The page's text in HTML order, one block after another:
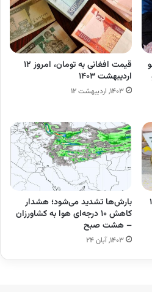
قیمت افغانی به تومان، امروز ۱۲
اردیبهشت ۱۴۰۳
۱۴۰۳, اردیبهشت ۱۲
بارش‌ها تشدید می‌شود؛ هشدار
کاهش ۱۰ درجه‌ای هوا به کشاورزان
– هشت صبح
۱۴۰۳, آبان ۲۴